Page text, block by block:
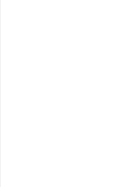
Ремонт
Ремонт